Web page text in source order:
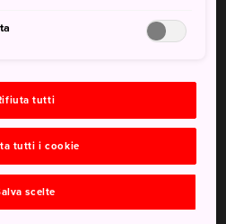
800 yen.
bisogna parcheggiare le
tutti
tutti i cookie
scelte